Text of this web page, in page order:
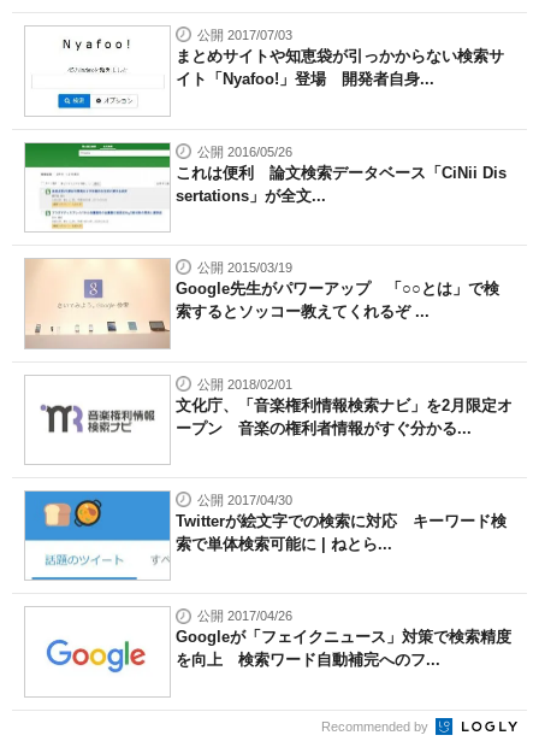
公開 2017/07/03
まとめサイトや知恵袋が引っかからない検索サ
イト「Nyafoo!」登場 開発者自身...
公開 2016/05/26
これは便利 論文検索データベース「CiNii Dis
sertations」が全文...
公開 2015/03/19
Google先生がパワーアップ 「○○とは」で検
索するとソッコー教えてくれるぞ ...
公開 2018/02/01
文化庁、「音楽権利情報検索ナビ」を2月限定オ
ープン 音楽の権利者情報がすぐ分かる...
公開 2017/04/30
Twitterが絵文字での検索に対応 キーワード検
索で単体検索可能に | ねとら...
公開 2017/04/26
Googleが「フェイクニュース」対策で検索精度
を向上 検索ワード自動補完へのフ...
Recommended by